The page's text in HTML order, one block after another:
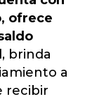
ofrece
, brinda
a
recibir